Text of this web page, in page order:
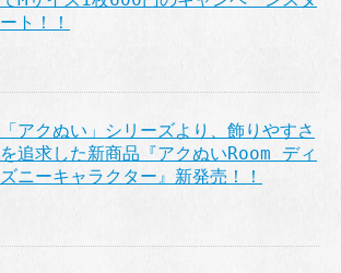
ート！！
「アクぬい」シリーズより、飾りやすさ
を追求した新商品『アクぬいRoom ディ
ズニーキャラクター』新発売！！